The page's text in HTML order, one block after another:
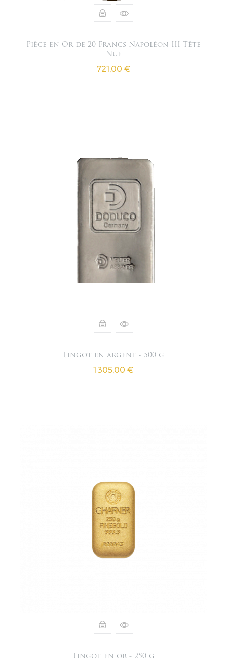
Pièce en Or de 20 Francs Napoléon III Tête
Nue
Prix
721,00 €
Lingot en argent - 500 g
Prix
1 305,00 €
Lingot en or - 250 g